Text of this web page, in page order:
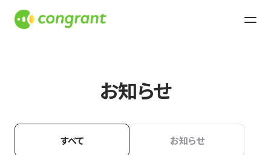
お知らせ
すべて お知らせ